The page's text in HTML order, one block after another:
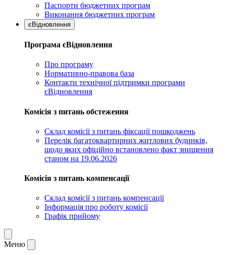
Паспорти бюджетних програм
Виконання бюджетних програм
єВідновлення
Програма єВідновлення
Про програму
Нормативно-правова база
Контакти технічної підтримки програми
єВідновлення
Комісія з питань обстеження
Склад комісії з питань фіксації пошкоджень
Перелік багатоквартирних житлових будинків,
щодо яких офіційно встановлено факт знищення
станом на 19.06.2026
Комісія з питань компенсації
Склад комісії з питань компенсації
Інформація про роботу комісії
Графік прийому
Меню